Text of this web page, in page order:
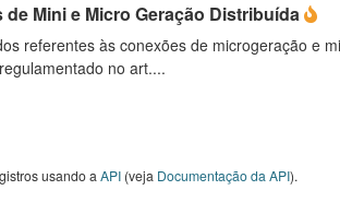
Mini e Micro Geração Distribuída
referentes às conexões de microgeração e
no art....
usando a API(veja Documentação da API).